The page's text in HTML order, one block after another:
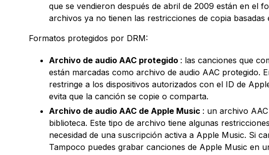
que se vendieron después de abril de 2009 están en el
archivos ya no tienen las restricciones de copia basadas
Formatos protegidos por DRM:
Archivo de audio AAC protegido : las canciones que
están marcadas como archivo de audio AAC protegido.
restringe a los dispositivos autorizados con el ID de
evita que la canción se copie o comparta.
Archivo de audio AAC de Apple Music : un archivo
biblioteca. Este tipo de archivo tiene algunas
necesidad de una suscripción activa a Apple Music. Si
Tampoco puedes grabar canciones de Apple Music en